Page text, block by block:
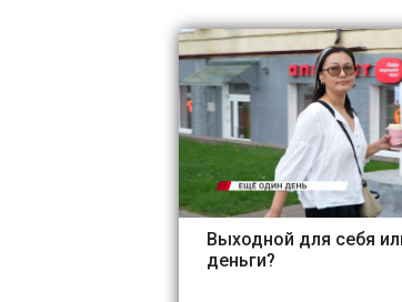
Выходной для себя
деньги?